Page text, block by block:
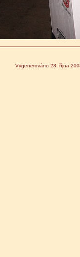
Vygenerováno 28. října